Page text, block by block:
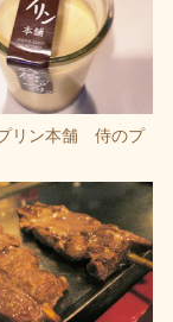
リン本舗 侍のプ